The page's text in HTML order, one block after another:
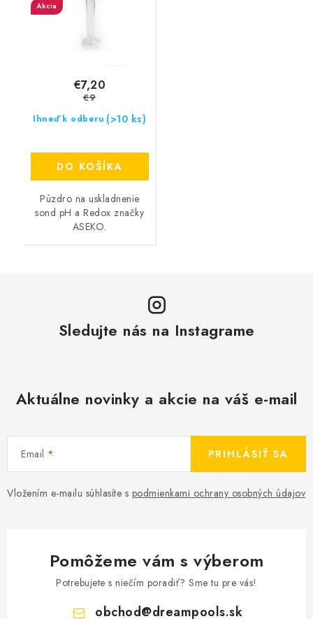
Akcia
Ihneď k odberu (>10 ks)
€7,20
€9
DO KOŠÍKA
Púzdro na uskladnenie
sond pH a Redox značky
ASEKO.
Sledujte nás na Instagrame
Aktuálne novinky a akcie na váš e-mail
Email
Vložením e-mailu súhlasíte s podmienkami ochrany osobných údajov
PRIHLÁSIŤ SA
Pomôžeme vám s výberom
Potrebujete s niečím poradiť? Sme tu pre vás!
obchod@dreampools.sk